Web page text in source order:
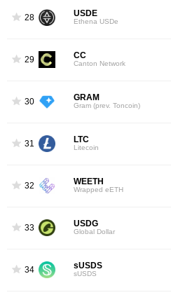
28 USDE
Ethena USDe
29 CC
Canton Network
30 GRAM
Gram (prev. Toncoin)
31 LTC
Litecoin
32 WEETH
Wrapped eETH
33 USDG
Global Dollar
34 sUSDS
sUSDS